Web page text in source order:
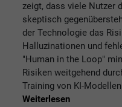
zeigt, dass viele Nutzer
skeptisch
der Technologie das
Halluzinationen und
"Human in the Loop"
Risiken weitgehend
Training von KI-
Weiterlesen